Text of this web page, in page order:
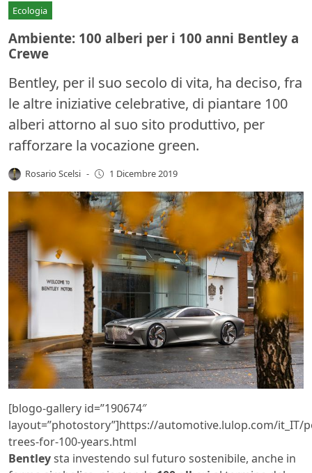
Ecologia
Ambiente: 100 alberi per i 100 anni Bentley a
Crewe
Bentley, per il suo secolo di vita, ha deciso, fra
le altre iniziative celebrative, di piantare 100
alberi attorno al suo sito produttivo, per
rafforzare la vocazione green.
Rosario Scelsi - 1 Dicembre 2019
[blogo-gallery id=”190674″
layout=”photostory”]https://automotive.lulop.com/it_IT/
trees-for-100-years.html
Bentleysta investendo sul futuro sostenibile, anche in